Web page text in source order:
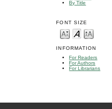
By Title
FONT SIZE
INFORMATION
For Readers
For Authors
For Librarians